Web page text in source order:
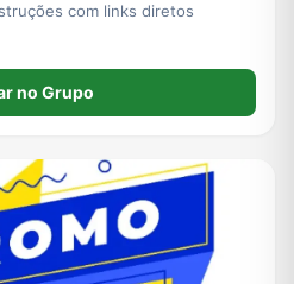
com links diretos
no Grupo